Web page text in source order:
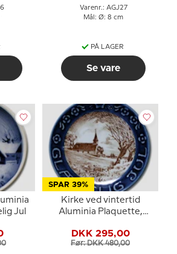
Varenr.: AGJ27
Mål: Ø: 8 cm
PÅ LAGER
Se vare
Jul
SPAR 39%
Kirke ved vintertid
Aluminia Plaquette,
DKK 295,00
Før: DKK 480,00